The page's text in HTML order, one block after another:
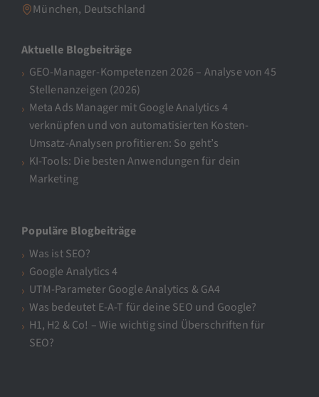
München, Deutschland
Aktuelle Blogbeiträge
GEO-Manager-Kompetenzen 2026 – Analyse von 45
Stellenanzeigen (2026)
Meta Ads Manager mit Google Analytics 4
verknüpfen und von automatisierten Kosten-
Umsatz-Analysen profitieren: So geht’s
KI-Tools: Die besten Anwendungen für dein
Marketing
Populäre Blogbeiträge
Was ist SEO?
Google Analytics 4
UTM-Parameter Google Analytics & GA4
Was bedeutet E-A-T für deine SEO und Google?
H1, H2 & Co! – Wie wichtig sind Überschriften für
SEO?